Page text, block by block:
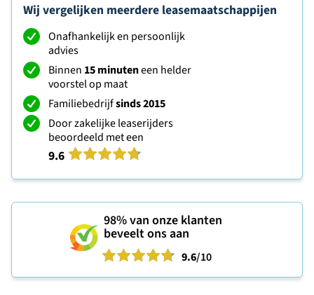
Wij vergelijken meerdere leasemaatschappijen
Onafhankelijk en persoonlijk
advies
Binnen 15 minuteneen helder
voorstel op maat
Familiebedrijfsinds 2015
Door zakelijke leaserijders
beoordeeld met een
9.6
98%van onze klanten
beveelt ons aan
9.6/10